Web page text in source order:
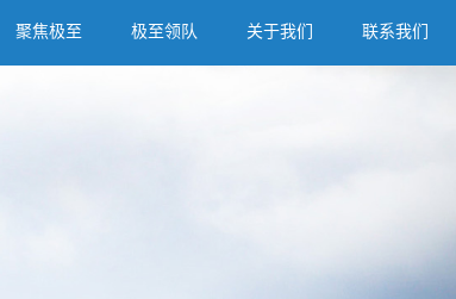
聚焦极至 极至领队 关于我们 联系我们